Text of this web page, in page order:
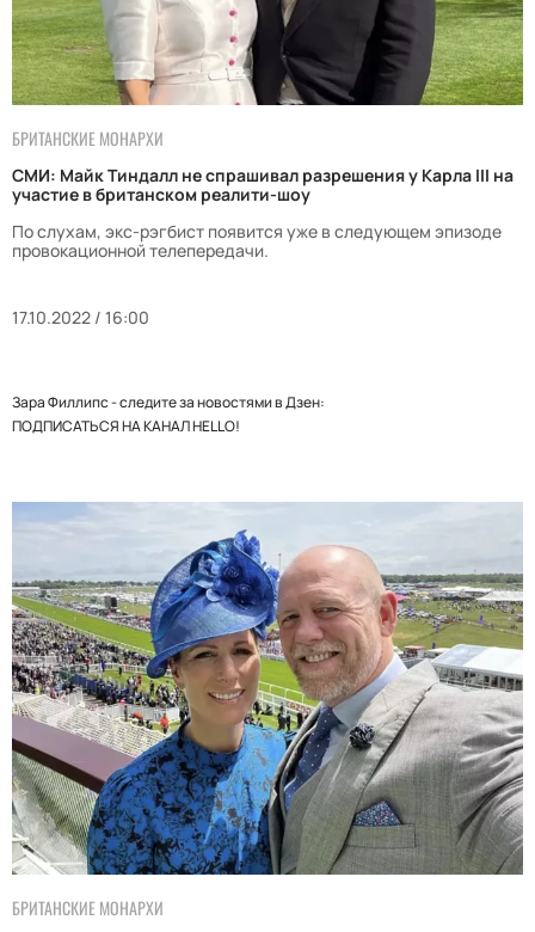
БРИТАНСКИЕ МОНАРХИ
СМИ: Майк Тиндалл не спрашивал разрешения у Карла III на
участие в британском реалити-шоу
По слухам, экс-рэгбист появится уже в следующем эпизоде
провокационной телепередачи.
17.10.2022 / 16:00
Зара Филлипс - следите за новостями в Дзен:
ПОДПИСАТЬСЯ НА КАНАЛ HELLO!
БРИТАНСКИЕ МОНАРХИ